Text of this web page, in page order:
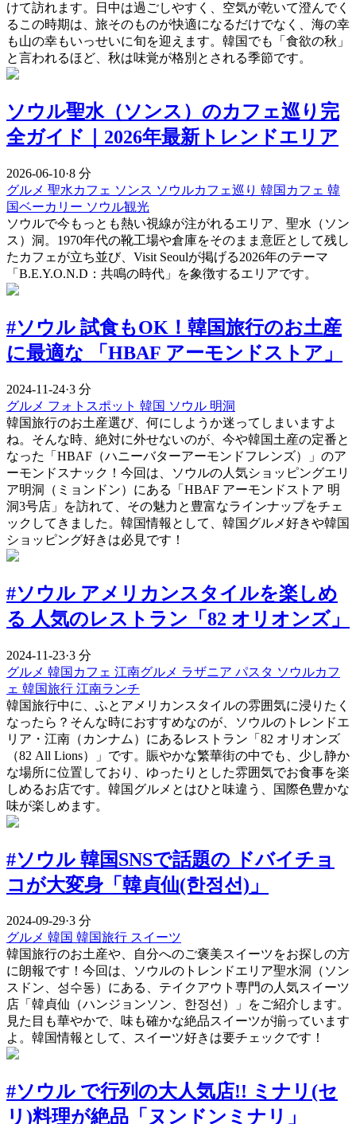
けて訪れます。日中は過ごしやすく、空気が乾いて澄んでく
るこの時期は、旅そのものが快適になるだけでなく、海の幸
も山の幸もいっせいに旬を迎えます。韓国でも「食欲の秋」
と言われるほど、秋は味覚が格別とされる季節です。
ソウル聖水（ソンス）のカフェ巡り完
全ガイド｜2026年最新トレンドエリア
2026-06-10·8 分
グルメ 聖水カフェ ソンス ソウルカフェ巡り 韓国カフェ 韓
国ベーカリー ソウル観光
ソウルで今もっとも熱い視線が注がれるエリア、聖水（ソン
ス）洞。1970年代の靴工場や倉庫をそのまま意匠として残し
たカフェが立ち並び、Visit Seoulが掲げる2026年のテーマ
「B.E.Y.O.N.D：共鳴の時代」を象徴するエリアです。
#ソウル 試食もOK！韓国旅行のお土産
に最適な 「HBAF アーモンドストア」
2024-11-24·3 分
グルメ フォトスポット 韓国 ソウル 明洞
韓国旅行のお土産選び、何にしようか迷ってしまいますよ
ね。そんな時、絶対に外せないのが、今や韓国土産の定番と
なった「HBAF（ハニーバターアーモンドフレンズ）」のア
ーモンドスナック！今回は、ソウルの人気ショッピングエリ
ア明洞（ミョンドン）にある「HBAF アーモンドストア 明
洞3号店」を訪れて、その魅力と豊富なラインナップをチェ
ックしてきました。韓国情報として、韓国グルメ好きや韓国
ショッピング好きは必見です！
#ソウル アメリカンスタイルを楽しめ
る 人気のレストラン「82 オリオンズ」
2024-11-23·3 分
グルメ 韓国カフェ 江南グルメ ラザニア パスタ ソウルカフ
ェ 韓国旅行 江南ランチ
韓国旅行中に、ふとアメリカンスタイルの雰囲気に浸りたく
なったら？そんな時におすすめなのが、ソウルのトレンドエ
リア・江南（カンナム）にあるレストラン「82 オリオンズ
（82 All Lions）」です。賑やかな繁華街の中でも、少し静か
な場所に位置しており、ゆったりとした雰囲気でお食事を楽
しめるお店です。韓国グルメとはひと味違う、国際色豊かな
味が楽しめます。
#ソウル 韓国SNSで話題の ドバイチョ
コが大変身「韓貞仙(한정선)」
2024-09-29·3 分
グルメ 韓国 韓国旅行 スイーツ
韓国旅行のお土産や、自分へのご褒美スイーツをお探しの方
に朗報です！今回は、ソウルのトレンドエリア聖水洞（ソン
スドン、성수동）にある、テイクアウト専門の人気スイーツ
店「韓貞仙（ハンジョンソン、한정선）」をご紹介します。
見た目も華やかで、味も確かな絶品スイーツが揃っています
よ。韓国情報として、スイーツ好きは要チェックです！
#ソウル で行列の大人気店!! ミナリ(セ
リ)料理が絶品「ヌンドンミナリ」